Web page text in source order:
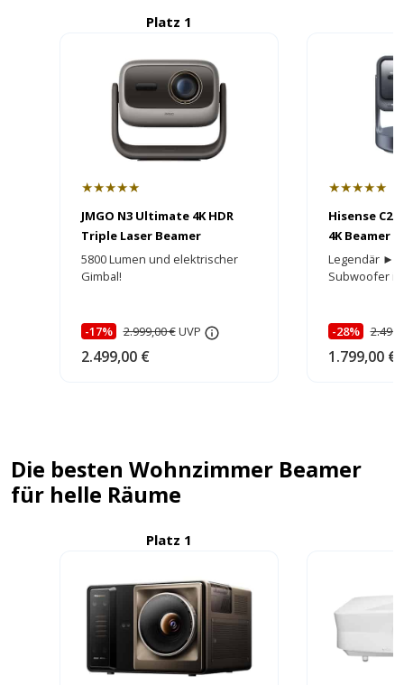
Platz 1
★★★★★
JMGO N3 Ultimate 4K HDR
Triple Laser Beamer
5800 Lumen und elektrischer
Gimbal!
-17% 2.999,00 €UVP
2.499,00 €
★★★★★
Hisense C2
4K Beamer
Legendär ►
Subwoofer
-28%
1.799,00 €
Die besten Wohnzimmer Beamer
für helle Räume
Platz 1